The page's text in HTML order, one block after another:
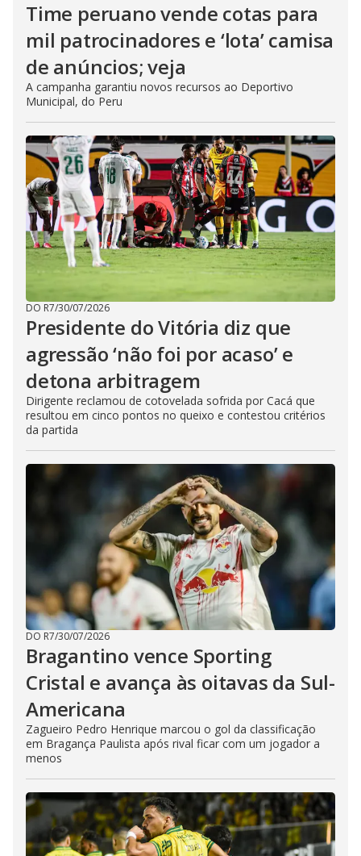
Time peruano vende cotas para
mil patrocinadores e ‘lota’ camisa
de anúncios; veja
A campanha garantiu novos recursos ao Deportivo
Municipal, do Peru
DO R7/30/07/2026
Presidente do Vitória diz que
agressão ‘não foi por acaso’ e
detona arbitragem
Dirigente reclamou de cotovelada sofrida por Cacá que
resultou em cinco pontos no queixo e contestou critérios
da partida
DO R7/30/07/2026
Bragantino vence Sporting
Cristal e avança às oitavas da Sul-
Americana
Zagueiro Pedro Henrique marcou o gol da classificação
em Bragança Paulista após rival ficar com um jogador a
menos